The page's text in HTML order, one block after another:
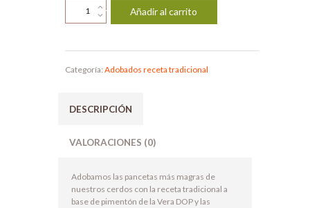
Adobada
Añadir al carrito
Categoría: Adobados receta tradicional
DESCRIPCIÓN
VALORACIONES (0)
Adobamos las pancetas más magras de
nuestros cerdos con la receta tradicional a
base de pimentón de la Vera DOP y las